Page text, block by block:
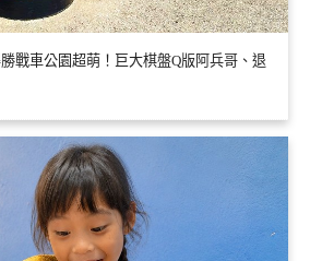
戰車公園超萌！巨大棋盤Q版阿兵哥、退